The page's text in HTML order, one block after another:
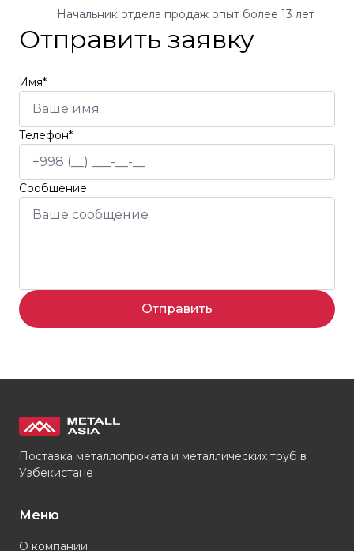
Начальник отдела продаж опыт более 13 лет
Отправить заявку
Имя*
Телефон*
Сообщение
Отправить
Поставка металлопроката и металлических труб в
Узбекистане
Меню
О компании